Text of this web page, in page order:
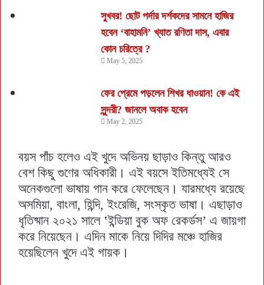
সুখবর! ছোট পর্দার দর্শকদের সামনে হাজির
হবেন ‘বাহামনি’ খ্যাত রণিতা দাস, এবার
কোন চরিত্রে ?
May 5, 2025
ফের প্রেমে পড়লেন শিখর ধাওয়ান! কে এই
সুন্দরী? জানলে অবাক হবেন
May 2, 2025
বয়স পাঁচ হলেও এই খুদে অভিনয় ছাড়াও কিন্তু আরও
বেশ কিছু গুণের অধিকারী। এই বয়সে ইতিমধ্যেই সে
অনেকগুলো ভাষায় গান করে ফেলেছেন। যারমধ্যে রয়েছে
অসমিয়া, বাংলা, হিন্দি, ইংরেজি, সংস্কৃত ভাষা। এছাড়াও
ধৃতিষ্মান ২০২১ সালে ‛ইন্ডিয়া বুক অফ রেকর্ডস’ এ জায়গা
করে নিয়েছেন। এদিন মাকে নিয়ে দিদির মঞ্চে হাজির
হয়েছিলেন খুদে এই গায়ক।